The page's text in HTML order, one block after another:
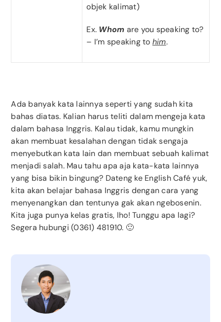
objek kalimat)
Ex. Whom are you speaking to?
– I’m speaking to him.
Ada banyak kata lainnya seperti yang sudah kita
bahas diatas. Kalian harus teliti dalam mengeja kata
dalam bahasa Inggris. Kalau tidak, kamu mungkin
akan membuat kesalahan dengan tidak sengaja
menyebutkan kata lain dan membuat sebuah kalimat
menjadi salah. Mau tahu apa aja kata-kata lainnya
yang bisa bikin bingung? Dateng ke English Café yuk,
kita akan belajar bahasa Inggris dengan cara yang
menyenangkan dan tentunya gak akan ngebosenin.
Kita juga punya kelas gratis, lho! Tunggu apa lagi?
Segera hubungi (0361) 481910. 🙂